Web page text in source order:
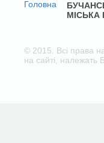
МІСЬКА
© 2015. Всі права
на сайті, належать